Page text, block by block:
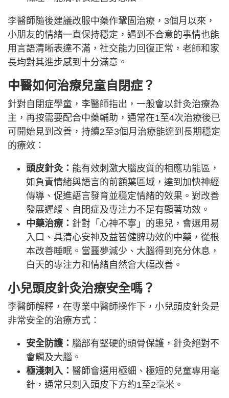
李醫師隨後建議改服中藥作鞏固治療，3個月以來，
小朋友的情緒一直保持穩定，遇到不合意的事情也能
用言語清晰表達不滿，社交能力回復正常，老師和家
長均對其進步感到十分滿意。
中醫如何治療兒童自閉症？
針對自閉症學童，李醫師指出，一般會以針灸治療為
主，再按需要配合中藥輔助，通常在1至4次治療後已
可開始見到改善，持續2至3個月治療能達到長期穩定
的療效：
頭皮針灸： 能有效刺激大腦皮質的相應功能區，
如負責情緒與語言的前額葉區域，達到加快神經
傳導、促進語言發育並穩定情緒的效果。對改善
發展遲緩、自閉症及專注力不足有顯著功效。
中藥治療： 針對「心神不寧」的患兒，會選用易
入口、具清心安神及益智健脾功效的中藥，從根
本改善睡眠。當噩夢減少、大腦得到充分休息，
白天的專注力和情緒自然會大幅改善。
小兒頭皮針灸治療安全嗎？
李醫師解釋，在專業中醫師操作下，小兒頭皮針灸是
非常安全的治療方式：
安全防護： 腦部有堅硬的頭骨保護，針灸絕對不
會觸及大腦。
極淺刺入： 醫師會選用極細、極短的兒童專用毫
針，通常只刺入頭皮下方約1至2毫米。